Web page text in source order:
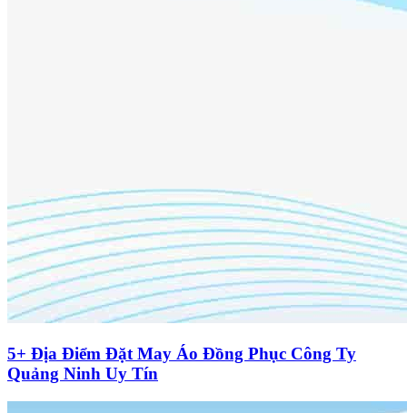
5+ Địa Điểm Đặt May Áo Đồng Phục Công Ty
Quảng Ninh Uy Tín